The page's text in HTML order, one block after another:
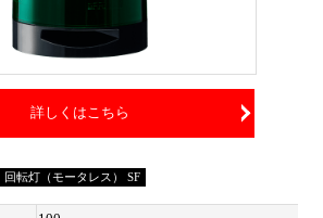
詳しくはこちら
回転灯（モータレス） SF